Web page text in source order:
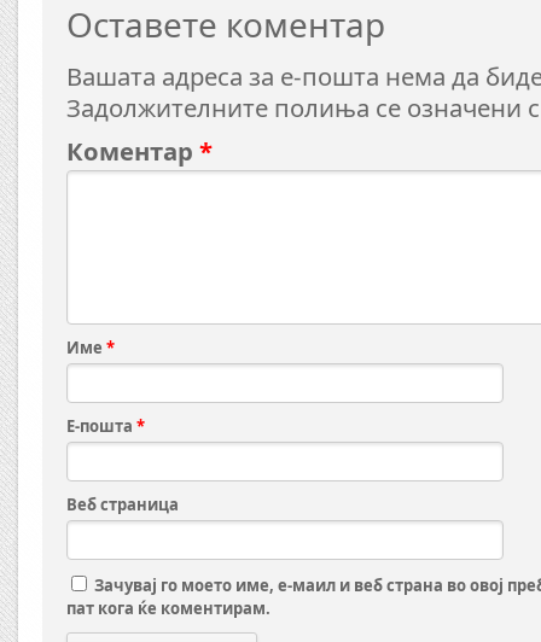
Оставете коментар
Вашата адреса за е-пошта нема да
Задолжителните полиња се означени
Коментар *
Име *
Е-пошта *
Веб страница
Зачувај го моето име, е-маил и веб страна во овој
пат кога ќе коментирам.